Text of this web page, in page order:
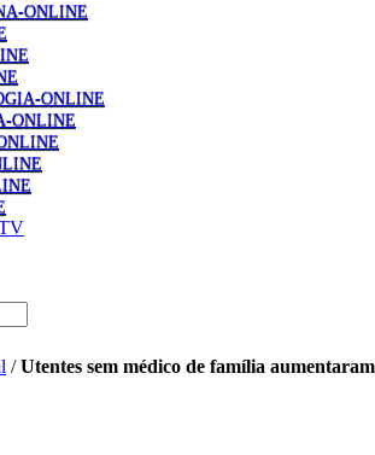
ONLINE
ONLINE
ONLINE
/Utentes sem médico de família